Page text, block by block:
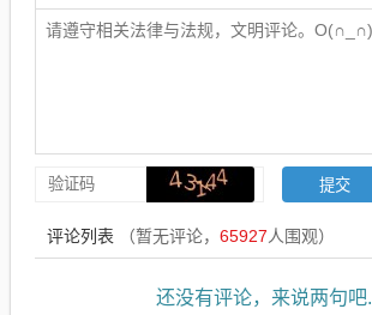
评论列表 （暂无评论， 65927人围观）
还没有评论，来说两句吧...